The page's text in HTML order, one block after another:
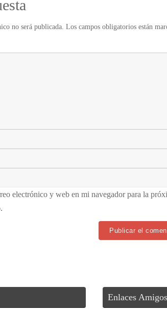
no será publicada. Los campos obligatorios están
electrónico y web en mi navegador para la
Enlaces Amigos